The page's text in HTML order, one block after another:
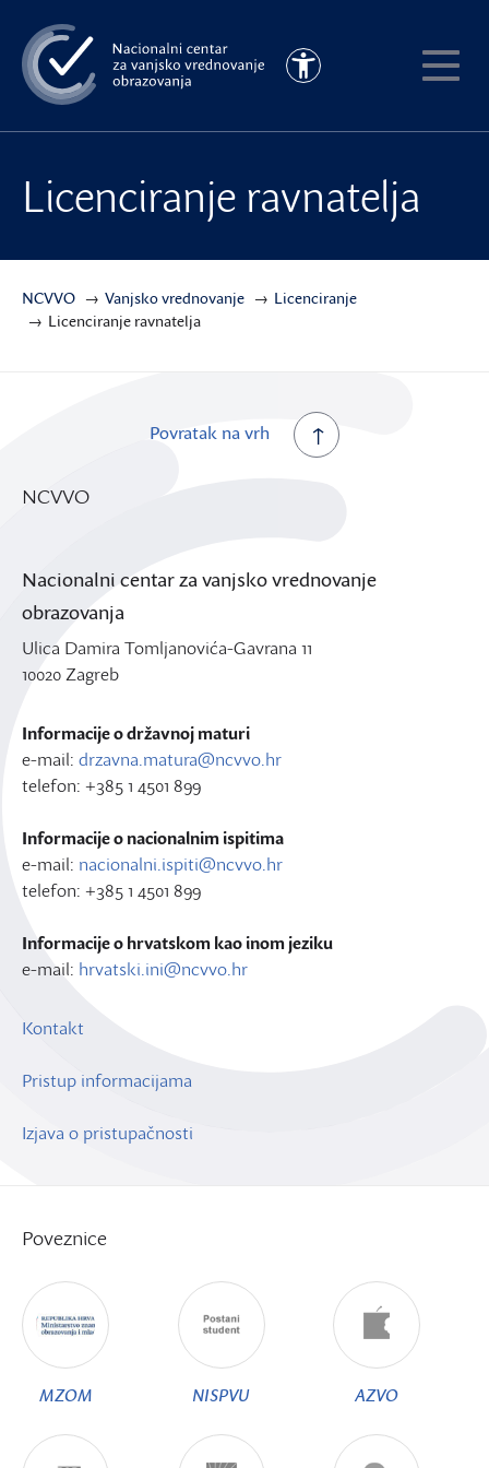
na
glavni
sadržaj
Pristupačnost
Licenciranje ravnatelja
NCVVO Vanjsko vrednovanje
Licenciranje
Licenciranje ravnatelja
Povratak na vrh
NCVVO
Nacionalni centar za vanjsko vrednovanje
obrazovanja
Ulica Damira Tomljanovića-Gavrana 11
10020 Zagreb
Informacije o državnoj maturi
e-mail: drzavna.matura@ncvvo.hr
telefon: +385 1 4501 899
Informacije o nacionalnim ispitima
e-mail: nacionalni.ispiti@ncvvo.hr
telefon: +385 1 4501 899
Informacije o hrvatskom kao inom jeziku
e-mail: hrvatski.ini@ncvvo.hr
Kontakt
Pristup informacijama
Izjava o pristupačnosti
Poveznice
MZOM NISPVU AZVO